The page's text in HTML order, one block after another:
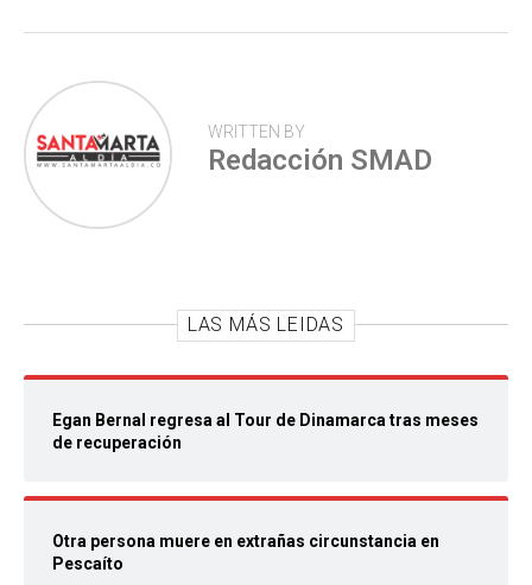
WRITTEN BY
Redacción SMAD
LAS MÁS LEIDAS
Egan Bernal regresa al Tour de Dinamarca tras meses
de recuperación
Otra persona muere en extrañas circunstancia en
Pescaíto